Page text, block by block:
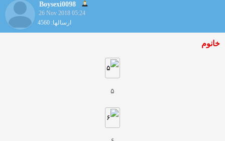
Boysexi0098
26 Nov 2018 05:24
ارسالها: 4560
خانوم
۵